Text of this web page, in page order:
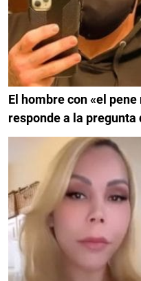
El hombre con «el
responde a la pregunta